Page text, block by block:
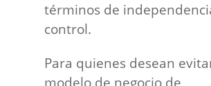
términos de
control.
Para quienes desean
modelo de negocio de